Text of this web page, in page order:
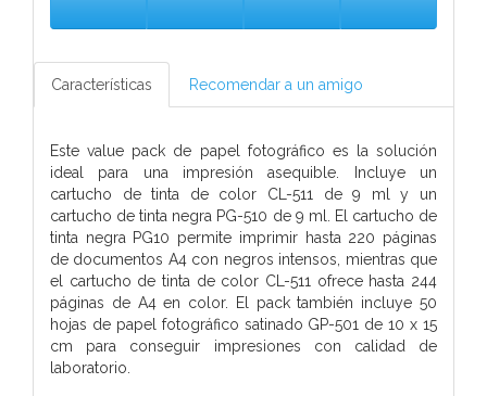
Características Recomendar a un amigo
Este value pack de papel fotográfico es la solución
ideal para una impresión asequible. Incluye un
cartucho de tinta de color CL-511 de 9 ml y un
cartucho de tinta negra PG-510 de 9 ml. El cartucho de
tinta negra PG10 permite imprimir hasta 220 páginas
de documentos A4 con negros intensos, mientras que
el cartucho de tinta de color CL-511 ofrece hasta 244
páginas de A4 en color. El pack también incluye 50
hojas de papel fotográfico satinado GP-501 de 10 x 15
cm para conseguir impresiones con calidad de
laboratorio.